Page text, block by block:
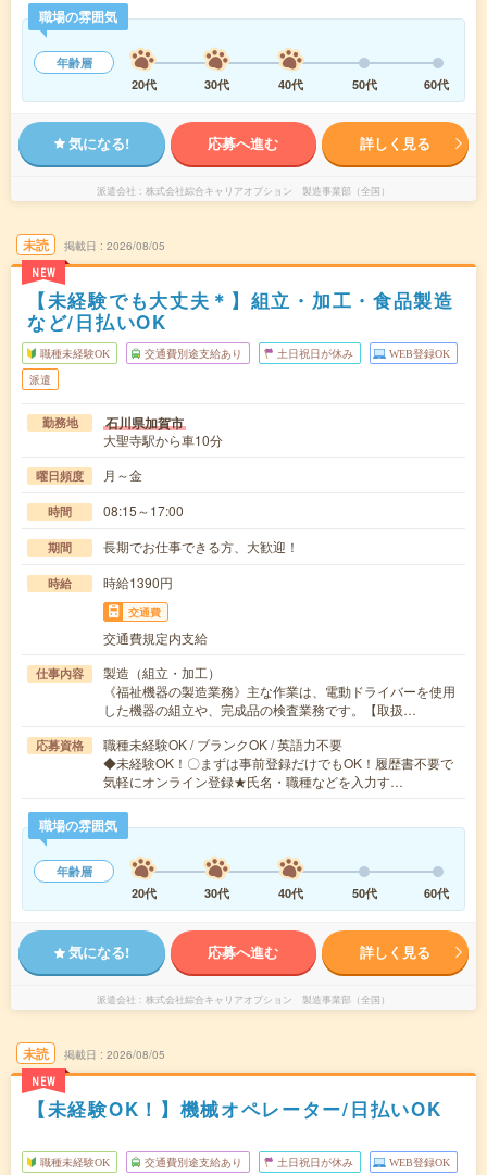
職場の雰囲気
年齢層
20代
30代 40代 50代 60代
気になる! 応募へ進む 詳しく見る
派遣会社 株式会社綜合キャリアオプション 製造事業部（全国）
未読
NEW
掲載日 2026/08/05
【未経験でも大丈夫＊】組立・加工・食品製造
など/日払いOK
職種未経験OK 交通費別途支給あり 土日祝日が休み WEB登録OK
派遣
勤務地 石川県加賀市
大聖寺駅から車10分
曜日頻度 月～金
時間 08:15～17:00
期間 長期でお仕事できる方、大歓迎！
時給 時給1390円
交通費
交通費規定内支給
仕事内容
製造（組立・加工）
《福祉機器の製造業務》主な作業は、電動ドライバーを使用
した機器の組立や、完成品の検査業務です。【取扱…
応募資格
職種未経験OK / ブランクOK / 英語力不要
◆未経験OK！〇まずは事前登録だけでもOK！履歴書不要で
気軽にオンライン登録★氏名・職種などを入力す…
職場の雰囲気
年齢層
20代
30代 40代 50代 60代
気になる! 応募へ進む 詳しく見る
派遣会社 株式会社綜合キャリアオプション 製造事業部（全国）
未読
NEW
掲載日 2026/08/05
【未経験OK！】機械オペレーター/日払いOK
職種未経験OK 交通費別途支給あり 土日祝日が休み WEB登録OK